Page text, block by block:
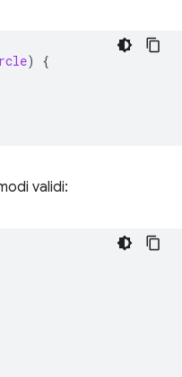
)
{
validi: